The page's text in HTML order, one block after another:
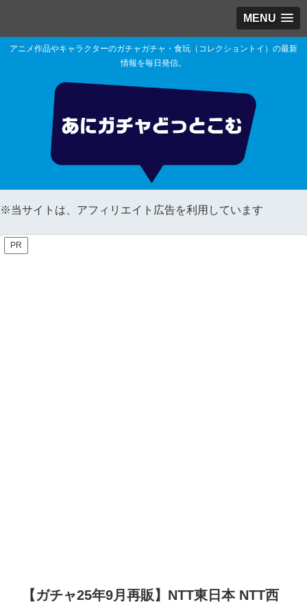
MENU
アニメ作品やキャラクターのガチャガチャ・食玩（コレクショントイ）の最新
情報を毎日発信。
※当サイトは、アフィリエイト広告を利用しています
PR
【ガチャ25年9月再販】NTT東日本 NTT西